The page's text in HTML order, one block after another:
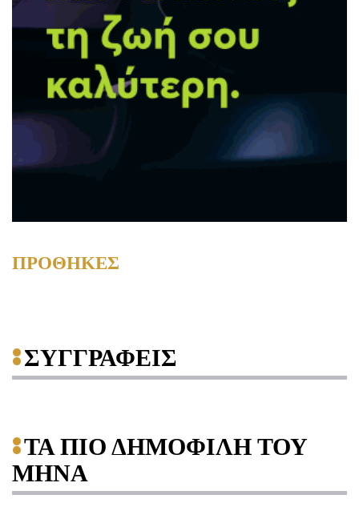
ΠΡΟΘΗΚΕΣ
ΣΥΓΓΡΑΦΕΙΣ
ΤΑ ΠΙΟ ΔΗΜΟΦΙΛΗ ΤΟΥ
ΜΗΝΑ